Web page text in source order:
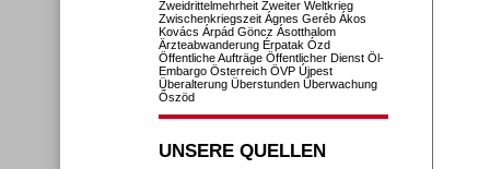
Zweidrittelmehrheit Zweiter Weltkrieg
Zwischenkriegszeit Ágnes Geréb Ákos
Kovács Árpád Göncz Ásotthalom
Ärzteabwanderung Érpatak Ózd
Öffentliche Aufträge Öffentlicher Dienst Öl-
Embargo Österreich ÖVP Újpest
Überalterung Überstunden Überwachung
Őszöd
UNSERE QUELLEN